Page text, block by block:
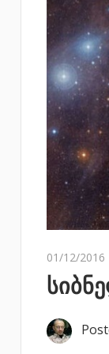
01/12/2016